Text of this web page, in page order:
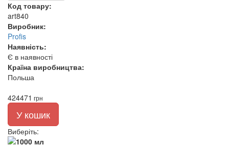
Код товару:
art840
Виробник:
Profis
Наявність:
Є в наявності
Країна виробництва:
Польша
424471 грн
У кошик
Виберіть: